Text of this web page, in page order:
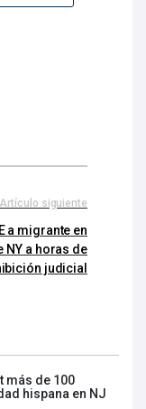
Artículo siguiente
a migrante en
NY a horas de
judicial
más de 100
hispana en NJ